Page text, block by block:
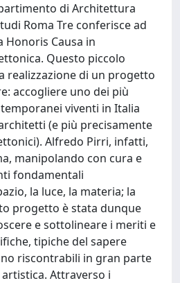
di Architettura
Roma Tre conferisce ad
Honoris Causa in
Questo piccolo
realizzazione di un progetto
accogliere uno dei più
viventi in Italia
(e più precisamente
Alfredo Pirri, infatti,
manipolando con cura e
fondamentali
la luce, la materia; la
progetto è stata dunque
e sottolineare i meriti e
tipiche del sapere
riscontrabili in gran parte
Attraverso i